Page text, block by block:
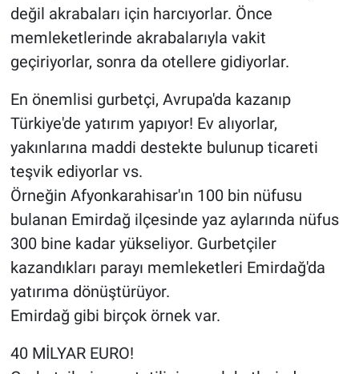
değil akrabaları için harcıyorlar. Önce
memleketlerinde akrabalarıyla vakit
geçiriyorlar, sonra da otellere gidiyorlar.
En önemlisi gurbetçi, Avrupa'da kazanıp
Türkiye'de yatırım yapıyor! Ev alıyorlar,
yakınlarına maddi destekte bulunup ticareti
teşvik ediyorlar vs.
Örneğin Afyonkarahisar'ın 100 bin nüfusu
bulanan Emirdağ ilçesinde yaz aylarında nüfus
300 bine kadar yükseliyor. Gurbetçiler
kazandıkları parayı memleketleri Emirdağ'da
yatırıma dönüştürüyor.
Emirdağ gibi birçok örnek var.
40 MİLYAR EURO!